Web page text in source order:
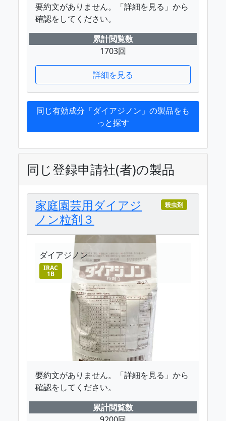
要約文がありません。「詳細を見る」から
確認をしてください。
累計閲覧数
1703回
詳細を見る
同じ有効成分「ダイアジノン」の製品をも
っと探す
同じ登録申請社(者)の製品
家庭園芸用ダイアジ
ノン粒剤３
殺虫剤
ダイアジノン
IRAC
1B
要約文がありません。「詳細を見る」から
確認をしてください。
累計閲覧数